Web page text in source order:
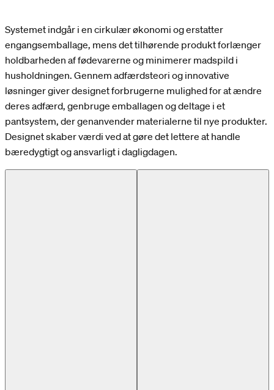
Systemet indgår i en cirkulær økonomi og erstatter
engangsemballage, mens det tilhørende produkt forlænger
holdbarheden af fødevarerne og minimerer madspild i
husholdningen. Gennem adfærdsteori og innovative
løsninger giver designet forbrugerne mulighed for at ændre
deres adfærd, genbruge emballagen og deltage i et
pantsystem, der genanvender materialerne til nye produkter.
Designet skaber værdi ved at gøre det lettere at handle
bæredygtigt og ansvarligt i dagligdagen.